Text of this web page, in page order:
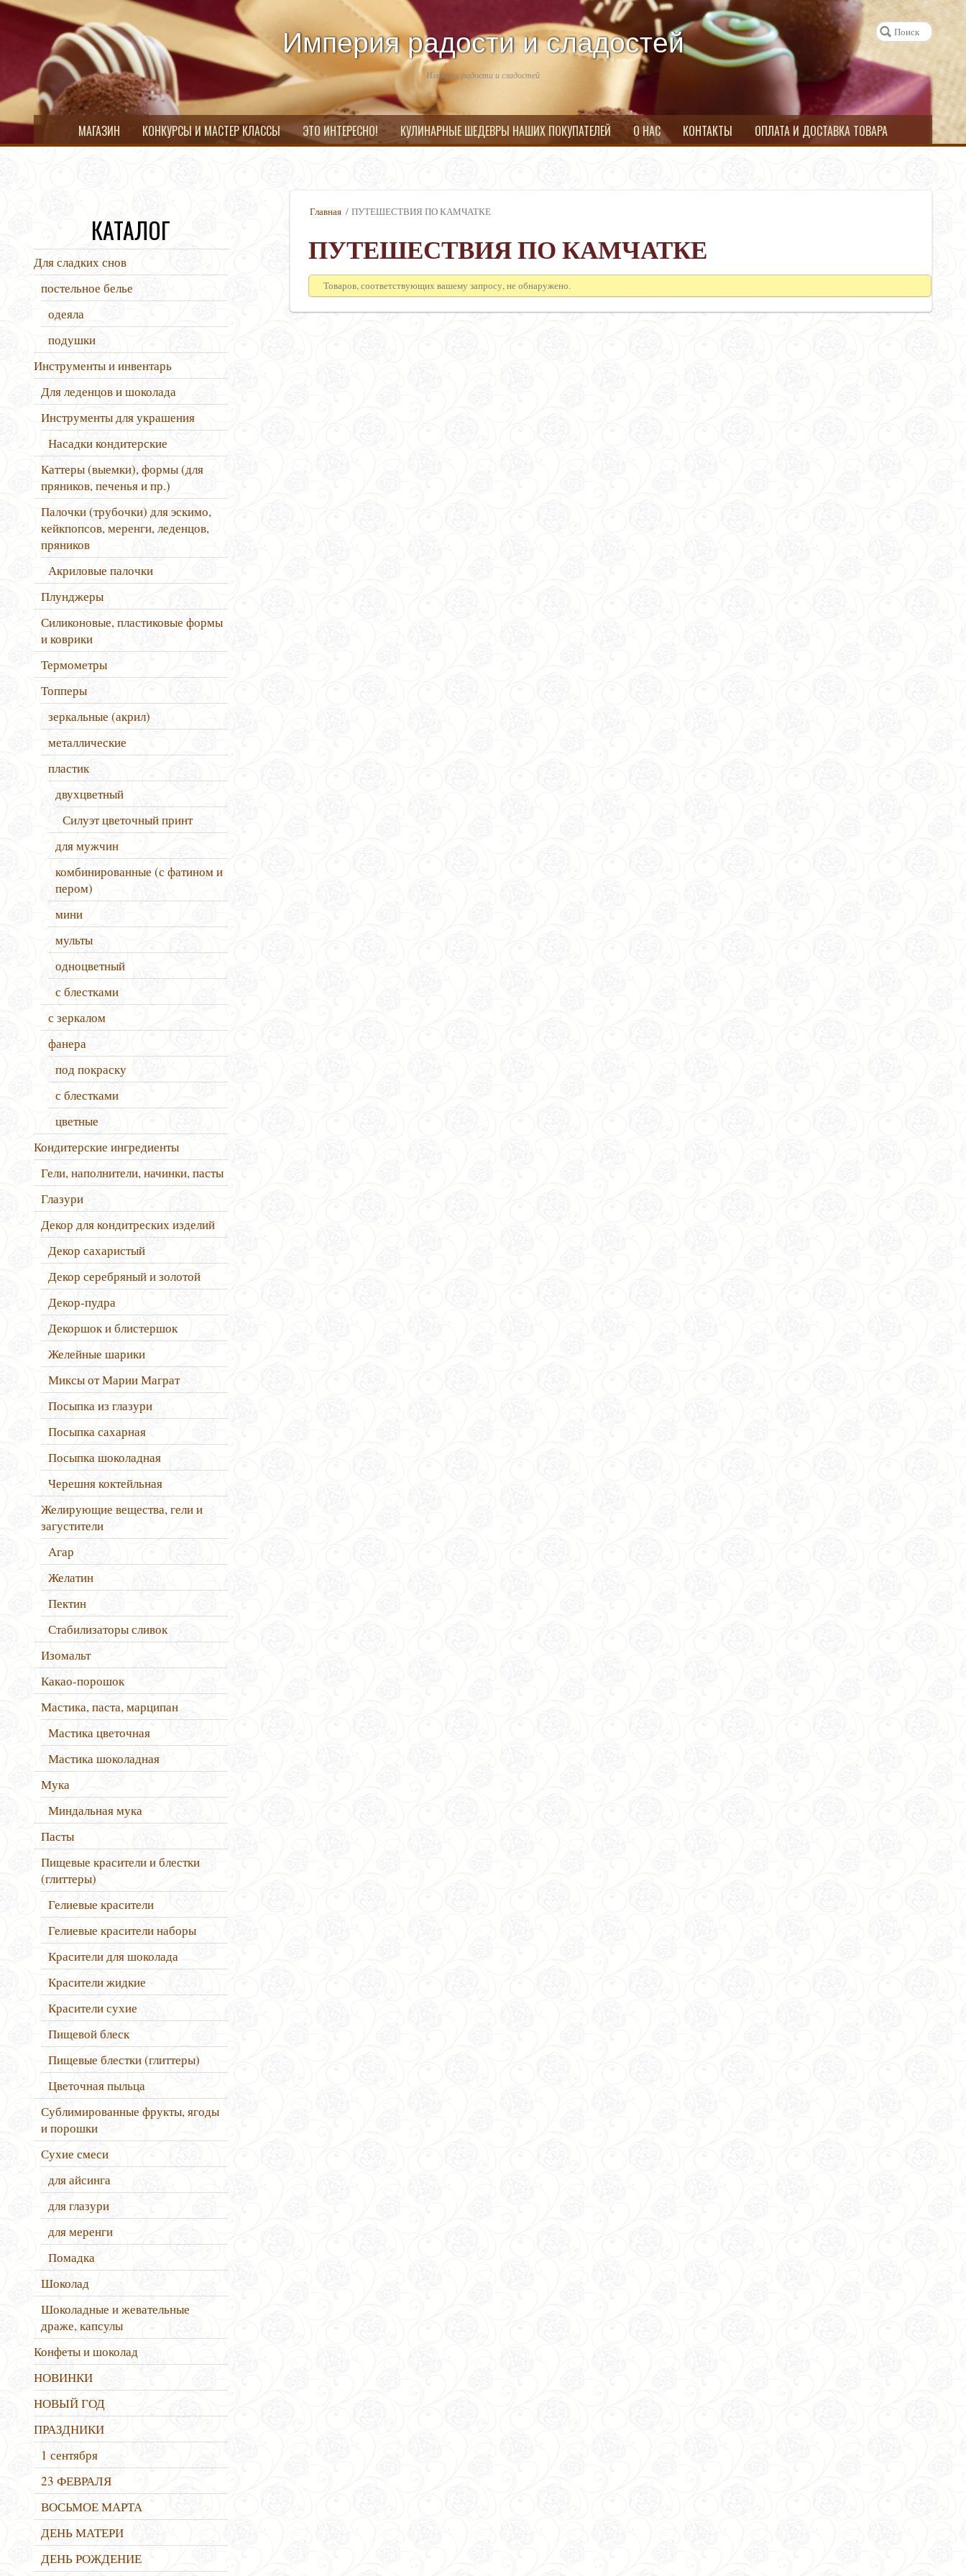
Империя радости и сладостей
Империя радости и сладостей
МАГАЗИН КОНКУРСЫ И МАСТЕР КЛАССЫ ЭТО ИНТЕРЕСНО! КУЛИНАРНЫЕ ШЕДЕВРЫ НАШИХ ПОКУПАТЕЛЕЙ О НАС КОНТАКТЫ ОПЛАТА И ДОСТАВКА ТОВАРА
Главная / ПУТЕШЕСТВИЯ ПО КАМЧАТКЕ
ПУТЕШЕСТВИЯ ПО КАМЧАТКЕ
Товаров, соответствующих вашему запросу, не обнаружено.
КАТАЛОГ
Для сладких снов
постельное белье
одеяла
подушки
Инструменты и инвентарь
Для леденцов и шоколада
Инструменты для украшения
Насадки кондитерские
Каттеры (выемки), формы (для
пряников, печенья и пр.)
Палочки (трубочки) для эскимо,
кейкпопсов, меренги, леденцов,
пряников
Акриловые палочки
Плунджеры
Силиконовые, пластиковые формы
и коврики
Термометры
Топперы
зеркальные (акрил)
металлические
пластик
двухцветный
Силуэт цветочный принт
для мужчин
комбинированные (с фатином и
пером)
мини
мульты
одноцветный
с блестками
с зеркалом
фанера
под покраску
с блестками
цветные
Кондитерские ингредиенты
Гели, наполнители, начинки, пасты
Глазури
Декор для кондитреских изделий
Декор сахаристый
Декор серебряный и золотой
Декор-пудра
Декоршок и блистершок
Желейные шарики
Миксы от Марии Маграт
Посыпка из глазури
Посыпка сахарная
Посыпка шоколадная
Черешня коктейльная
Желирующие вещества, гели и
загустители
Агар
Желатин
Пектин
Стабилизаторы сливок
Изомальт
Какао-порошок
Мастика, паста, марципан
Мастика цветочная
Мастика шоколадная
Мука
Миндальная мука
Пасты
Пищевые красители и блестки
(глиттеры)
Гелиевые красители
Гелиевые красители наборы
Красители для шоколада
Красители жидкие
Красители сухие
Пищевой блеск
Пищевые блестки (глиттеры)
Цветочная пыльца
Сублимированные фрукты, ягоды
и порошки
Сухие смеси
для айсинга
для глазури
для меренги
Помадка
Шоколад
Шоколадные и жевательные
драже, капсулы
Конфеты и шоколад
НОВИНКИ
НОВЫЙ ГОД
ПРАЗДНИКИ
1 сентября
23 ФЕВРАЛЯ
ВОСЬМОЕ МАРТА
ДЕНЬ МАТЕРИ
ДЕНЬ РОЖДЕНИЕ